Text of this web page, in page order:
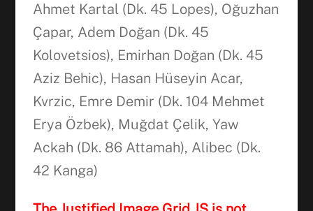
Ahmet Kartal (Dk. 45 Lopes), Oğuzhan
Çapar, Adem Doğan (Dk. 45
Kolovetsios), Emirhan Doğan (Dk. 45
Aziz Behic), Hasan Hüseyin Acar,
Kvrzic, Emre Demir (Dk. 104 Mehmet
Erya Özbek), Muğdat Çelik, Yaw
Ackah (Dk. 86 Attamah), Alibec (Dk.
42 Kanga)